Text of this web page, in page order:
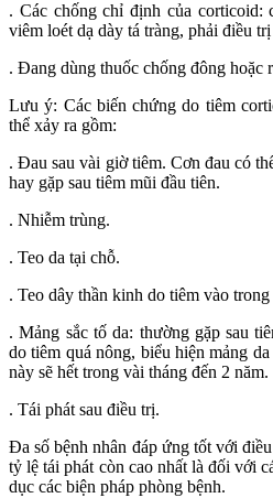
. Các chống chỉ định của corticoid:
viêm loét dạ dày tá tràng, phải điều
. Đang dùng thuốc chống đông hoặc
Lưu ý: Các biến chứng do tiêm
thể xảy ra gồm:
. Đau sau vài giờ tiêm. Cơn đau có
hay gặp sau tiêm mũi đầu tiên.
. Nhiễm trùng.
. Teo da tại chỗ.
. Teo dây thần kinh do tiêm vào
. Mảng sắc tố da: thường gặp sau
do tiêm quá nông, biểu hiện mảng
này sẽ hết trong vài tháng đến 2 năm.
. Tái phát sau điều trị.
Đa số bệnh nhân đáp ứng tốt với
tỷ lệ tái phát còn cao nhất là đối với
dục các biện pháp phòng bệnh.